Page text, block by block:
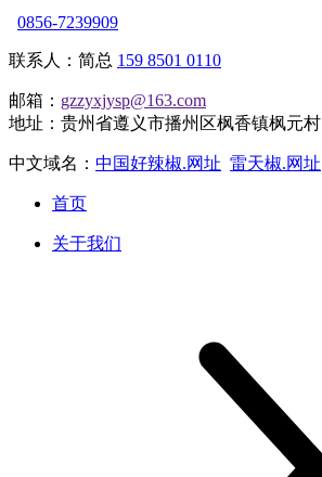
0856-7239909
联系人：简总 159 8501 0110
邮箱： gzzyxjysp@163.com
地址：贵州省遵义市播州区枫香镇枫元村
中文域名： 中国好辣椒.网址 雷天椒.网址
首页
关于我们